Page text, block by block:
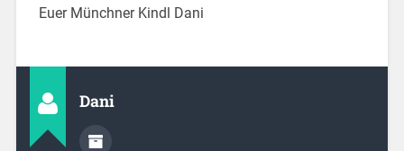
Euer Münchner Kindl Dani
Dani